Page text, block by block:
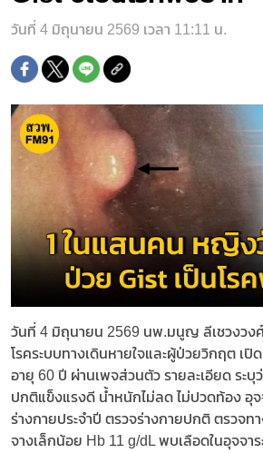
วันที่ 4 มิถุนายน 2569 เวลา 11:11 น.
วันที่ 4 มิถุนายน 2569 นพ.มนูญ ลีเชวงวง
โรคระบบทางเดินหายใจและผู้ป่วยวิกฤต เ
อายุ 60 ปี ผ่านเพจส่วนตัว รายละเอียด ระ
ปกติแข็งแรงดี น้ำหนักไม่ลด ไม่ปวดท้อง อุจ
ร่างกายประจำปี ตรวจร่างกายปกติ ตรวจท
จางเล็กน้อย Hb 11 g/dL พบเลือดในอุจจาร